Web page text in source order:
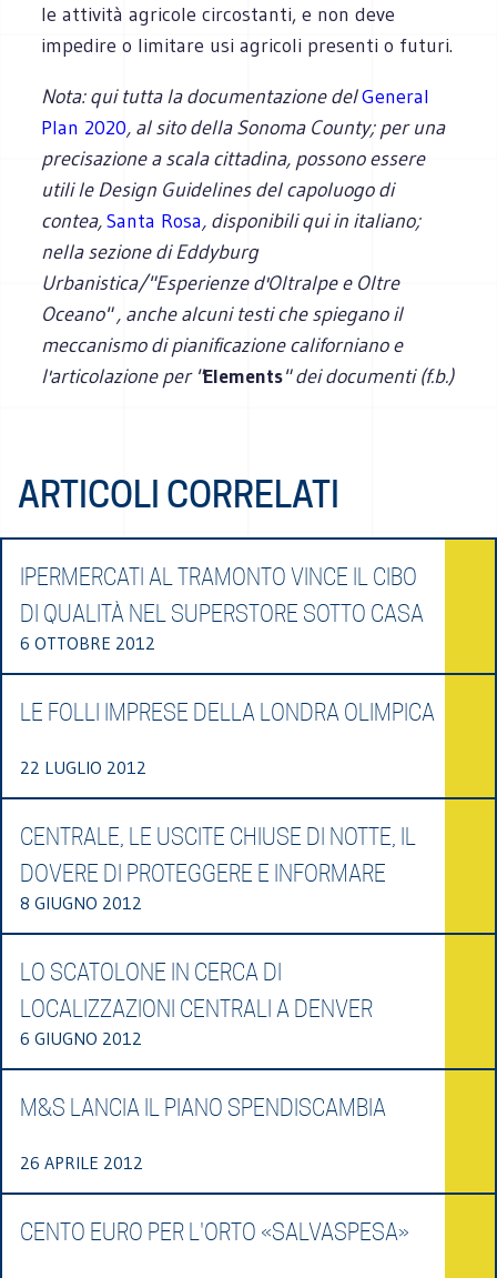
le attività agricole circostanti, e non deve
impedire o limitare usi agricoli presenti o futuri.
Nota: qui tutta la documentazione delGeneral
Plan 2020, al sito della Sonoma County; per una
precisazione a scala cittadina, possono essere
utili le Design Guidelines del capoluogo di
contea,Santa Rosa, disponibili qui in italiano;
nella sezione di Eddyburg
Urbanistica/"Esperienze d'Oltralpe e Oltre
Oceano" , anche alcuni testi che spiegano il
meccanismo di pianificazione californiano e
l'articolazione per "Elements" dei documenti (f.b.)
ARTICOLI CORRELATI
IPERMERCATI AL TRAMONTO VINCE IL CIBO
DI QUALITÀ NEL SUPERSTORE SOTTO CASA
6 OTTOBRE 2012
LE FOLLI IMPRESE DELLA LONDRA OLIMPICA
22 LUGLIO 2012
CENTRALE, LE USCITE CHIUSE DI NOTTE, IL
DOVERE DI PROTEGGERE E INFORMARE
8 GIUGNO 2012
LO SCATOLONE IN CERCA DI
LOCALIZZAZIONI CENTRALI A DENVER
6 GIUGNO 2012
M&S LANCIA IL PIANO SPENDISCAMBIA
26 APRILE 2012
CENTO EURO PER L'ORTO «SALVASPESA»